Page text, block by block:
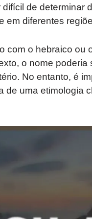
de determinar
em diferentes
o hebraico ou
o nome
No entanto, é
uma etimologia